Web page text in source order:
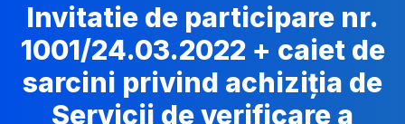
Invitatie de participare nr.
1001/24.03.2022 + caiet de
sarcini privind achiziţia de
Servicii de verificare a